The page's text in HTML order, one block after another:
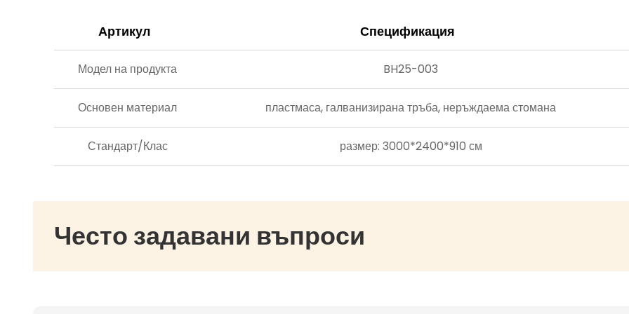
Идеално за
Dinosaur е
включително
обществен
площад
Съдействие
плъзгат и
Артикул Спецификация
Модел на продукта BH25-003
Основен материал пластмаса, галванизирана тръба, неръждаема стомана
Стандарт/Клас размер: 3000*2400*910 см
Често задавани въпроси